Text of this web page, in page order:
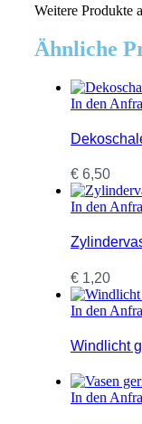
Weitere Produkte
Ähnliche
In den
€ 6,50
In den
€ 1,20
In den
Windlicht
In den